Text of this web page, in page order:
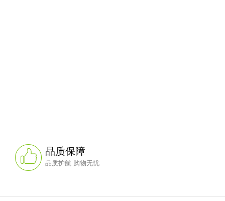
品质保障
品质护航 购物无忧